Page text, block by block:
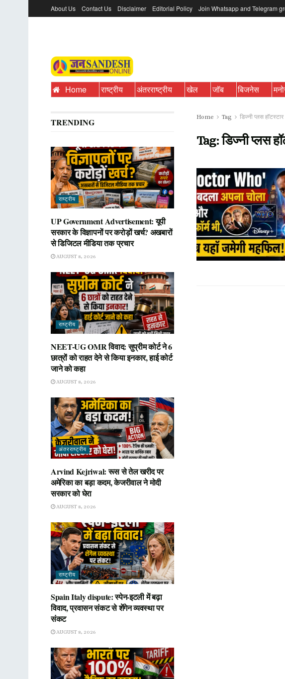
About Us Contact Us Disclaimer Editorial Policy Join Whatsapp and Telegram
Home राष्ट्रीय अंतरराष्ट्रीय खेल जॉब बिजनेस
Home Tag डिज्नी प्लस हॉटस्टार
Tag:डिज्नी प्लस
TRENDING
राष्ट्रीय
UP Government Advertisement: यूपी
सरकार के विज्ञापनों पर करोड़ों खर्च? अखबारों
से डिजिटल मीडिया तक प्रचार
AUGUST 8, 2026
राष्ट्रीय
NEET-UG OMR विवाद: सुप्रीम कोर्ट ने 6
छात्रों को राहत देने से किया इनकार, हाई कोर्ट
जाने को कहा
AUGUST 8, 2026
अंतरराष्ट्रीय
Arvind Kejriwal: रूस से तेल खरीद पर
अमेरिका का बड़ा कदम, केजरीवाल ने मोदी
सरकार को घेरा
AUGUST 8, 2026
राष्ट्रीय
Spain Italy dispute: स्पेन-इटली में बढ़ा
विवाद, प्रवासन संकट से शेंगेन व्यवस्था पर
संकट
AUGUST 8, 2026